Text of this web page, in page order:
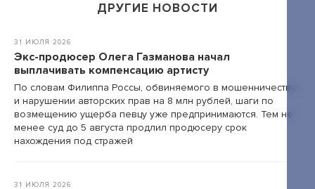
ДРУГИЕ НОВОСТИ
31 ИЮЛЯ 2026
Экс-продюсер Олега Газманова начал
выплачивать компенсацию артисту
По словам Филиппа Россы, обвиняемого в мошенничестве
и нарушении авторских прав на 8 млн рублей, шаги по
возмещению ущерба певцу уже предпринимаются. Тем не
менее суд до 5 августа продлил продюсеру срок
нахождения под стражей
31 ИЮЛЯ 2026